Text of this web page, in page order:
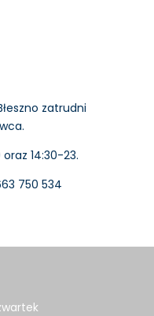
zatrudni
14:30-23.
750 534